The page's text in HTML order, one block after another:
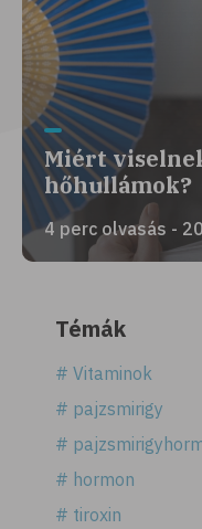
Miért
hőhullámok?
4 perc olvasás -
Témák
# Vitaminok
# pajzsmirigy
#
# hormon
# tiroxin